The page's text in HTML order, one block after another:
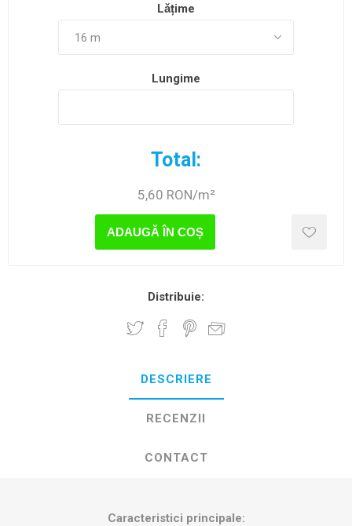
Lǎțime
Lungime
Total:
5,60 RON/m²
ADAUGĂ ÎN COȘ
Distribuie:
DESCRIERE
RECENZII
CONTACT
Caracteristici principale: